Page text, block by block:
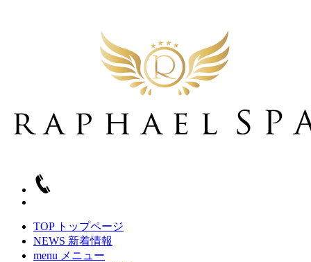
TOP トップページ
NEWS 新着情報
menu メニュー